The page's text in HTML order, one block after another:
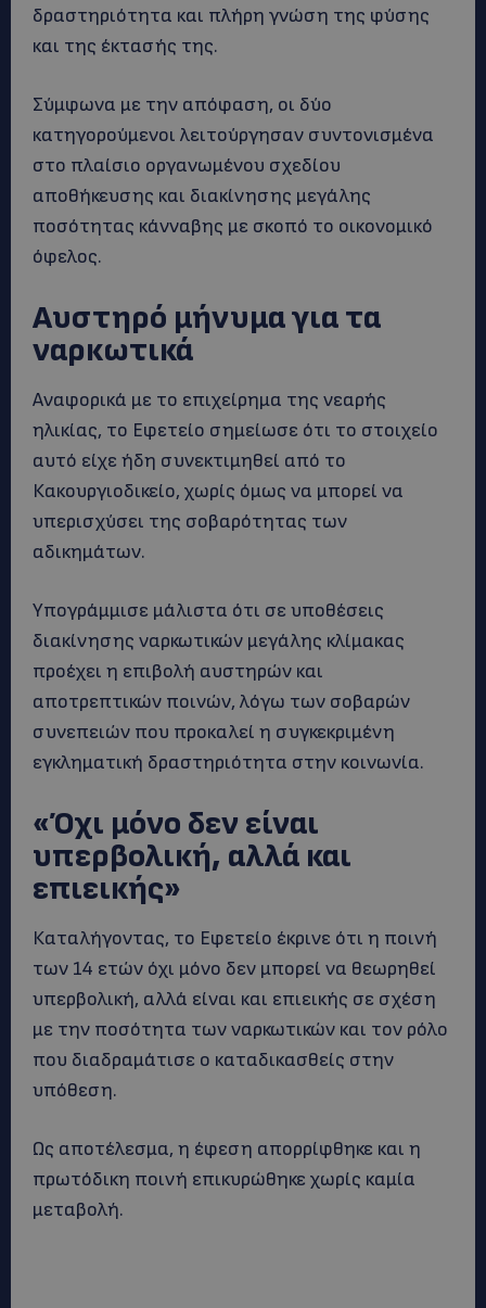
δραστηριότητα και πλήρη γνώση της φύσης
και της έκτασής της.
Σύμφωνα με την απόφαση, οι δύο
κατηγορούμενοι λειτούργησαν συντονισμένα
στο πλαίσιο οργανωμένου σχεδίου
αποθήκευσης και διακίνησης μεγάλης
ποσότητας κάνναβης με σκοπό το οικονομικό
όφελος.
Αυστηρό μήνυμα για τα
ναρκωτικά
Αναφορικά με το επιχείρημα της νεαρής
ηλικίας, το Εφετείο σημείωσε ότι το στοιχείο
αυτό είχε ήδη συνεκτιμηθεί από το
Κακουργιοδικείο, χωρίς όμως να μπορεί να
υπερισχύσει της σοβαρότητας των
αδικημάτων.
Υπογράμμισε μάλιστα ότι σε υποθέσεις
διακίνησης ναρκωτικών μεγάλης κλίμακας
προέχει η επιβολή αυστηρών και
αποτρεπτικών ποινών, λόγω των σοβαρών
συνεπειών που προκαλεί η συγκεκριμένη
εγκληματική δραστηριότητα στην κοινωνία.
«Όχι μόνο δεν είναι
υπερβολική, αλλά και
επιεικής»
Καταλήγοντας, το Εφετείο έκρινε ότι η ποινή
των 14 ετών όχι μόνο δεν μπορεί να θεωρηθεί
υπερβολική, αλλά είναι και επιεικής σε σχέση
με την ποσότητα των ναρκωτικών και τον ρόλο
που διαδραμάτισε ο καταδικασθείς στην
υπόθεση.
Ως αποτέλεσμα, η έφεση απορρίφθηκε και η
πρωτόδικη ποινή επικυρώθηκε χωρίς καμία
μεταβολή.